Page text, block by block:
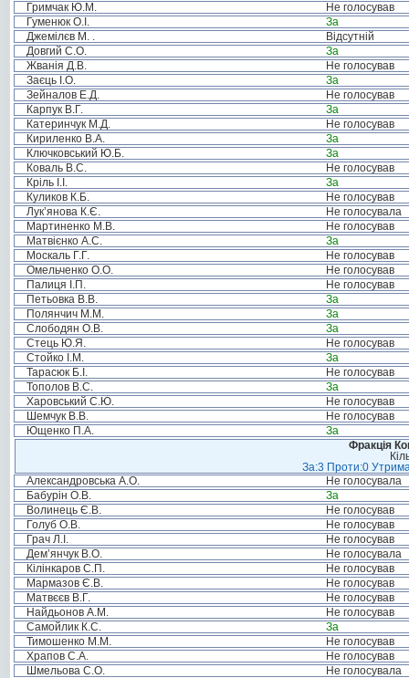
Гримчак Ю.М.
Не голосував
Гуменюк О.І.
За
Джемілєв М. .
Відсутній
Довгий С.О.
За
Жванія Д.В.
Не голосував
Заєць І.О.
За
Зейналов Е.Д.
Не голосував
Карпук В.Г.
За
Катеринчук М.Д.
Не голосував
Кириленко В.А.
За
Ключковський Ю.Б.
За
Коваль В.С.
Не голосував
Кріль І.І.
За
Куликов К.Б.
Не голосував
Лук’янова К.Є.
Не голосувала
Мартиненко М.В.
Не голосував
Матвієнко А.С.
За
Москаль Г.Г.
Не голосував
Омельченко О.О.
Не голосував
Палиця І.П.
Не голосував
Петьовка В.В.
За
Полянчич М.М.
За
Слободян О.В.
За
Стець Ю.Я.
Не голосував
Стойко І.М.
За
Тарасюк Б.І.
Не голосував
Тополов В.С.
За
Харовський С.Ю.
Не голосував
Шемчук В.В.
Не голосував
Ющенко П.А.
За
Фракція
За:3 Проти:0
Александровська А.О.
Не голосувала
Бабурін О.В.
За
Волинець Є.В.
Не голосував
Голуб О.В.
Не голосував
Грач Л.І.
Не голосував
Дем’янчук В.О.
Не голосувала
Кілінкаров С.П.
Не голосував
Мармазов Є.В.
Не голосував
Матвєєв В.Г.
Не голосував
Найдьонов А.М.
Не голосував
Самойлик К.С.
За
Тимошенко М.М.
Не голосував
Храпов С.А.
Не голосував
Шмельова С.О.
Не голосувала